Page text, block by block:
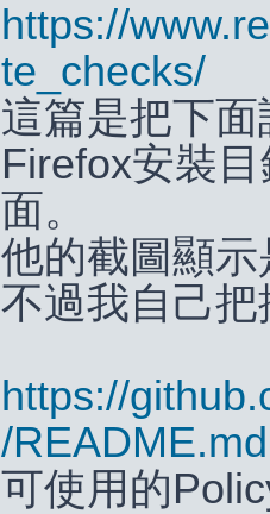
https://
te_checks/
這篇是把下
Firefox安裝
面。
他的截圖顯
不過我自己
https://
/README.md
可使用的